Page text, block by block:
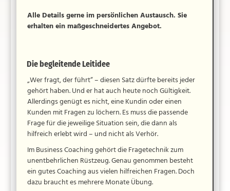
Alle Details gerne im persönlichen Austausch. Sie
erhalten ein maßgeschneidertes Angebot.
Die begleitende Leitidee
„Wer fragt, der führt“ – diesen Satz dürfte bereits jeder
gehört haben. Und er hat auch heute noch Gültigkeit.
Allerdings genügt es nicht, eine Kundin oder einen
Kunden mit Fragen zu löchern. Es muss die passende
Frage für die jeweilige Situation sein, die dann als
hilfreich erlebt wird – und nicht als Verhör.
Im Business Coaching gehört die Fragetechnik zum
unentbehrlichen Rüstzeug. Genau genommen besteht
ein gutes Coaching aus vielen hilfreichen Fragen. Doch
dazu braucht es mehrere Monate Übung.